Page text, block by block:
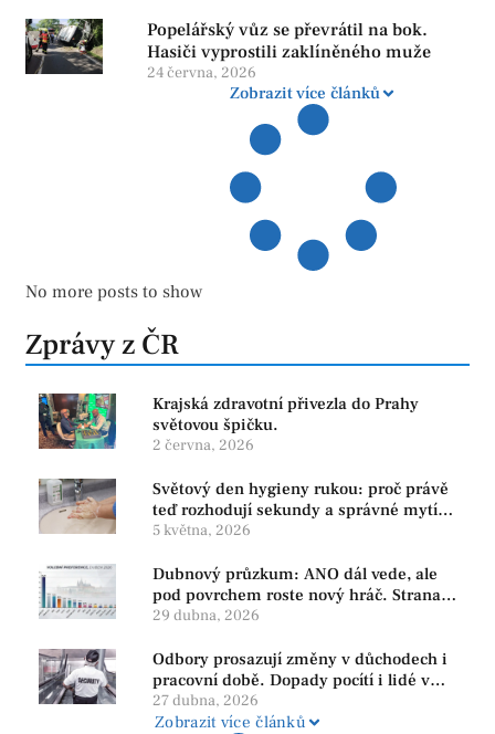
Popelářský vůz se převrátil na bok.
Hasiči vyprostili zaklíněného muže
24 června, 2026
Zobrazit více článků
No more posts to show
Zprávy z ČR
Krajská zdravotní přivezla do Prahy
světovou špičku.
2 června, 2026
Světový den hygieny rukou: proč právě
teď rozhodují sekundy a správné mytí
rukou
5 května, 2026
Dubnový průzkum: ANO dál vede, ale
pod povrchem roste nový hráč. Strana
PRO se drží nejvýš mezi menšími
29 dubna, 2026
Odbory prosazují změny v důchodech i
pracovní době. Dopady pocítí i lidé v
našem regionu
27 dubna, 2026
Zobrazit více článků